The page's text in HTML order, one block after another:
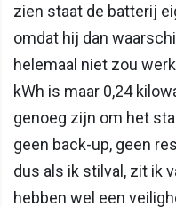
zien staat de batterij
omdat hij dan
helemaal niet zou
kWh is maar 0,24
genoeg zijn om het
geen back-up, geen
dus als ik stilval, zit ik
hebben wel een